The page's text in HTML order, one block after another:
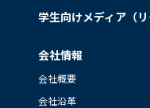
学生向けメディア（リ
会社情報
会社概要
会社沿革